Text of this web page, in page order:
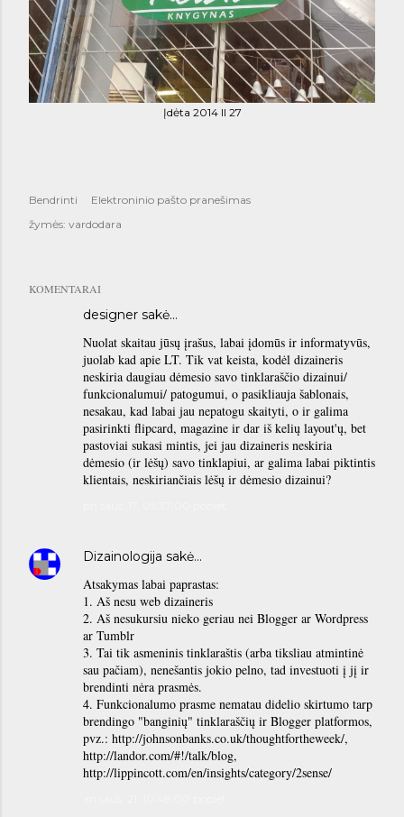
Įdėta 2014 II 27
Bendrinti
Elektroninio pašto pranešimas
žymės: vardodara
KOMENTARAI
designer sakė…
Nuolat skaitau jūsų įrašus, labai įdomūs ir informatyvūs,
juolab kad apie LT. Tik vat keista, kodėl dizaineris
neskiria daugiau dėmesio savo tinklaraščio dizainui/
funkcionalumui/ patogumui, o pasikliauja šablonais,
nesakau, kad labai jau nepatogu skaityti, o ir galima
pasirinkti flipcard, magazine ir dar iš kelių layout'ų, bet
pastoviai sukasi mintis, jei jau dizaineris neskiria
dėmesio (ir lėšų) savo tinklapiui, ar galima labai piktintis
klientais, neskiriančiais lėšų ir dėmesio dizainui?
Dizainologija sakė…
Atsakymas labai paprastas:
1. Aš nesu web dizaineris
2. Aš nesukursiu nieko geriau nei Blogger ar Wordpress
ar Tumblr
3. Tai tik asmeninis tinklaraštis (arba tiksliau atmintinė
sau pačiam), nenešantis jokio pelno, tad investuoti į jį ir
brendinti nėra prasmės.
4. Funkcionalumo prasme nematau didelio skirtumo tarp
brendingo "banginių" tinklaraščių ir Blogger platformos,
pvz.: http://johnsonbanks.co.uk/thoughtfortheweek/,
http://landor.com/#!/talk/blog,
http://lippincott.com/en/insights/category/2sense/